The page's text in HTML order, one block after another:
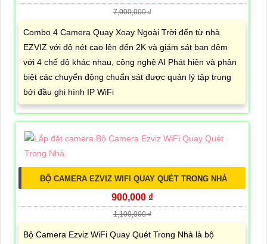
7,000,000 ₫
Combo 4 Camera Quay Xoay Ngoài Trời đến từ nhà
EZVIZ với độ nét cao lên đến 2K và giám sát ban đêm
với 4 chế độ khác nhau, công nghệ AI Phát hiện và phân
biệt các chuyển động chuẩn sát được quản lý tập trung
bởi đầu ghi hình IP WiFi
BỘ CAMERA EZVIZ WIFI QUAY QUÉT TRONG NHÀ
900,000 ₫
1,100,000 ₫
Bộ Camera Ezviz WiFi Quay Quét Trong Nhà là bộ